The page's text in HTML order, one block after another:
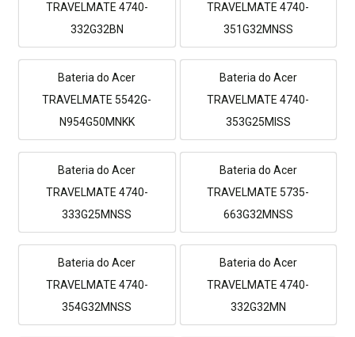
TRAVELMATE 4740-
332G32BN
TRAVELMATE 4740-
351G32MNSS
Bateria do Acer
TRAVELMATE 5542G-
N954G50MNKK
Bateria do Acer
TRAVELMATE 4740-
353G25MISS
Bateria do Acer
TRAVELMATE 4740-
333G25MNSS
Bateria do Acer
TRAVELMATE 5735-
663G32MNSS
Bateria do Acer
TRAVELMATE 4740-
354G32MNSS
Bateria do Acer
TRAVELMATE 4740-
332G32MN